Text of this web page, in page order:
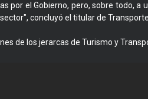
por el Gobierno, pero, sobre todo,
concluyó el titular de
de los jerarcas de Turismo y